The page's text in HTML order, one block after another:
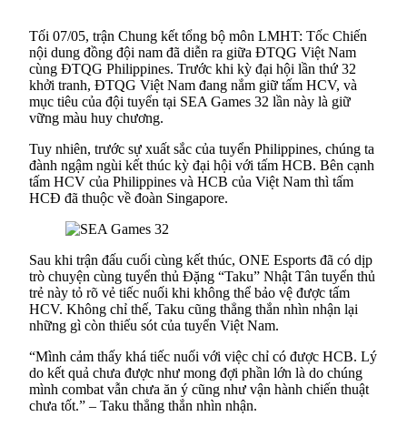
Tối 07/05, trận Chung kết tổng bộ môn LMHT: Tốc Chiến
nội dung đồng đội nam đã diễn ra giữa ĐTQG Việt Nam
cùng ĐTQG Philippines. Trước khi kỳ đại hội lần thứ 32
khởi tranh, ĐTQG Việt Nam đang nắm giữ tấm HCV, và
mục tiêu của đội tuyển tại SEA Games 32 lần này là giữ
vững màu huy chương.
Tuy nhiên, trước sự xuất sắc của tuyển Philippines, chúng ta
đành ngậm ngùi kết thúc kỳ đại hội với tấm HCB. Bên cạnh
tấm HCV của Philippines và HCB của Việt Nam thì tấm
HCĐ đã thuộc về đoàn Singapore.
Sau khi trận đấu cuối cùng kết thúc, ONE Esports đã có dịp
trò chuyện cùng tuyển thủ Đặng “Taku” Nhật Tân tuyển thủ
trẻ này tỏ rõ vẻ tiếc nuối khi không thể bảo vệ được tấm
HCV. Không chỉ thế, Taku cũng thẳng thắn nhìn nhận lại
những gì còn thiếu sót của tuyển Việt Nam.
“Mình cảm thấy khá tiếc nuối với việc chỉ có được HCB. Lý
do kết quả chưa được như mong đợi phần lớn là do chúng
mình combat vẫn chưa ăn ý cũng như vận hành chiến thuật
chưa tốt.” – Taku thẳng thắn nhìn nhận.